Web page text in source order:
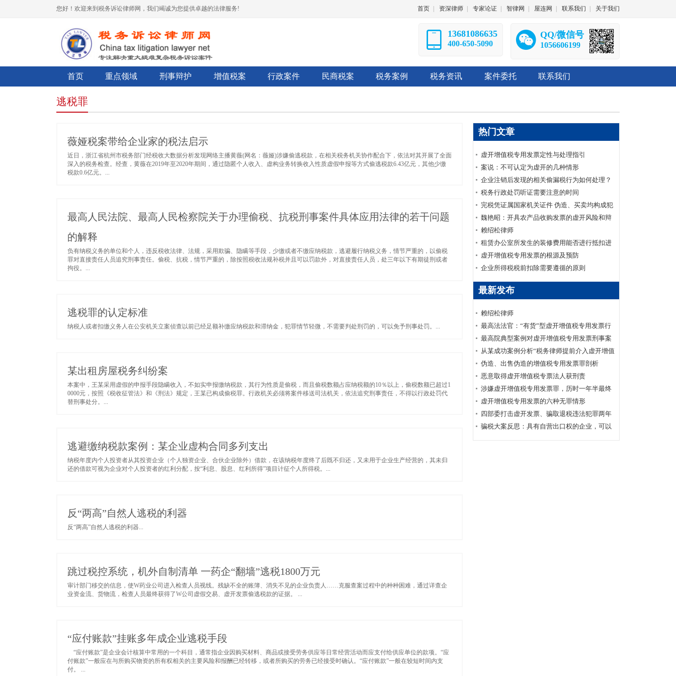
您好！欢迎来到税务诉讼律师网，我们竭诚为您提供卓越的法律服务! 首页 资深律师 专家论证 智律网 屋连网 联系我们 关于我们
13681086635
400-650-5090
QQ/微信号
1056606199
首页 重点领域 刑事辩护 增值税案 行政案件 民商税案 税务案例 税务资讯 案件委托 联系我们
逃税罪
薇娅税案带给企业家的税法启示
近日，浙江省杭州市税务部门经税收大数据分析发现网络主播黄薇(网名：薇娅)涉嫌偷逃税款，在相关税务机关协作配合下，依法对其开展了全面
深入的税务检查。经查，黄薇在2019年至2020年期间，通过隐匿个人收入、虚构业务转换收入性质虚假申报等方式偷逃税款6.43亿元，其他少缴
税款0.6亿元。...
最高人民法院、最高人民检察院关于办理偷税、抗税刑事案件具体应用法律的若干问题
的解释
负有纳税义务的单位和个人，违反税收法律、法规，采用欺骗、隐瞒等手段，少缴或者不缴应纳税款，逃避履行纳税义务，情节严重的，以偷税
罪对直接责任人员追究刑事责任。偷税、抗税，情节严重的，除按照税收法规补税并且可以罚款外，对直接责任人员，处三年以下有期徒刑或者
拘役。...
逃税罪的认定标准
纳税人或者扣缴义务人在公安机关立案侦查以前已经足额补缴应纳税款和滞纳金，犯罪情节轻微，不需要判处刑罚的，可以免予刑事处罚。...
某出租房屋税务纠纷案
本案中，王某采用虚假的申报手段隐瞒收入，不如实申报缴纳税款，其行为性质是偷税，而且偷税数额占应纳税额的10％以上，偷税数额已超过1
0000元，按照《税收征管法》和《刑法》规定，王某已构成偷税罪。行政机关必须将案件移送司法机关，依法追究刑事责任，不得以行政处罚代
替刑事处分。...
逃避缴纳税款案例：某企业虚构合同多列支出
纳税年度内个人投资者从其投资企业（个人独资企业、合伙企业除外）借款，在该纳税年度终了后既不归还，又未用于企业生产经营的，其未归
还的借款可视为企业对个人投资者的红利分配，按“利息、股息、红利所得”项目计征个人所得税。...
反“两高”自然人逃税的利器
反“两高”自然人逃税的利器...
跳过税控系统，机外自制清单 一药企“翻墙”逃税1800万元
审计部门移交的信息，使W药业公司进入检查人员视线。残缺不全的账簿、消失不见的企业负责人……克服查案过程中的种种困难，通过详查企
业资金流、货物流，检查人员最终获得了W公司虚假交易、虚开发票偷逃税款的证据。 ...
“应付账款”挂账多年成企业逃税手段
“应付账款”是企业会计核算中常用的一个科目，通常指企业因购买材料、商品或接受劳务供应等日常经营活动而应支付给供应单位的款项。“应
付账款”一般应在与所购买物资的所有权相关的主要风险和报酬已经转移，或者所购买的劳务已经接受时确认。“应付账款”一般在较短时间内支
付。 ...
热门文章
虚开增值税专用发票定性与处理指引
案说：不可认定为虚开的几种情形
企业注销后发现的相关偷漏税行为如何处理？
税务行政处罚听证需要注意的时间
完税凭证属国家机关证件 伪造、买卖均构成犯
罪
魏艳昭：开具农产品收购发票的虚开风险和辩
护要点
赖绍松律师
租赁办公室所发生的装修费用能否进行抵扣进
项税
虚开增值税专用发票的根源及预防
企业所得税税前扣除需要遵循的原则
最新发布
赖绍松律师
最高法法官：“有货”型虚开增值税专用发票行
为定性
最高院典型案例对虚开增值税专用发票刑事案
件司法实践的影响
从某成功案例分析“税务律师提前介入虚开增值
税专用发票罪的重要性”
伪造、出售伪造的增值税专用发票罪剖析
恶意取得虚开增值税专票法人获刑责
涉嫌虚开增值税专用发票罪，历时一年半最终
凭啥无罪？
虚开增值税专用发票的六种无罪情形
四部委打击虚开发票、骗取退税违法犯罪两年
专项行动工作推进会议在京召开
骗税大案反思：具有自营出口权的企业，可以
代理出口业务吗？